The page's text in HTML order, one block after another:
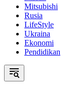
Mitsubishi
Rusia
LifeStyle
Ukraina
Ekonomi
Pendidikan